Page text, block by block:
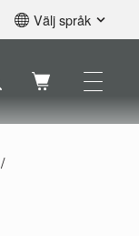
Välj språk
Svenska
Français
Nederlands